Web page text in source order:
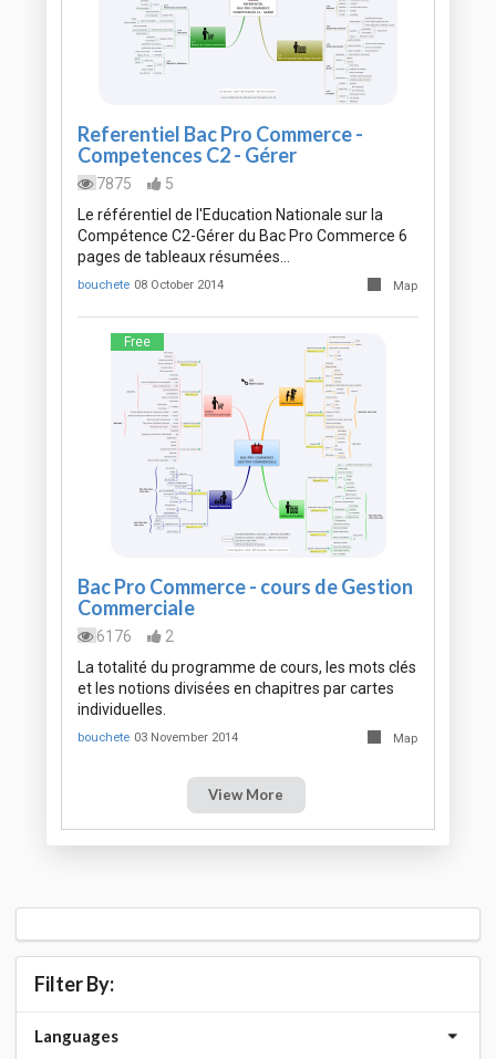
Referentiel Bac Pro Commerce -
Competences C2 - Gérer
7875
5
Le référentiel de l'Education Nationale sur la
Compétence C2-Gérer du Bac Pro Commerce 6
pages de tableaux résumées…
bouchete 08 October 2014 Map
Free
Bac Pro Commerce - cours de Gestion
Commerciale
6176
2
La totalité du programme de cours, les mots clés
et les notions divisées en chapitres par cartes
individuelles.
bouchete 03 November 2014 Map
View More
Filter By:
Languages